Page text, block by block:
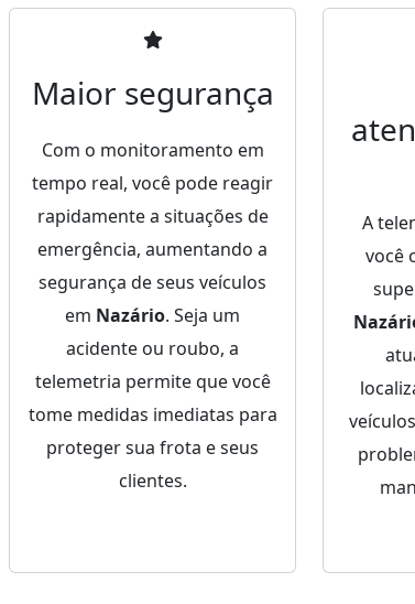
Maior segurança
Com o monitoramento em
tempo real, você pode reagir
rapidamente a situações de
emergência, aumentando a
segurança de seus veículos
em Nazário. Seja um
acidente ou roubo, a
telemetria permite que você
tome medidas imediatas para
proteger sua frota e seus
clientes.
A
você